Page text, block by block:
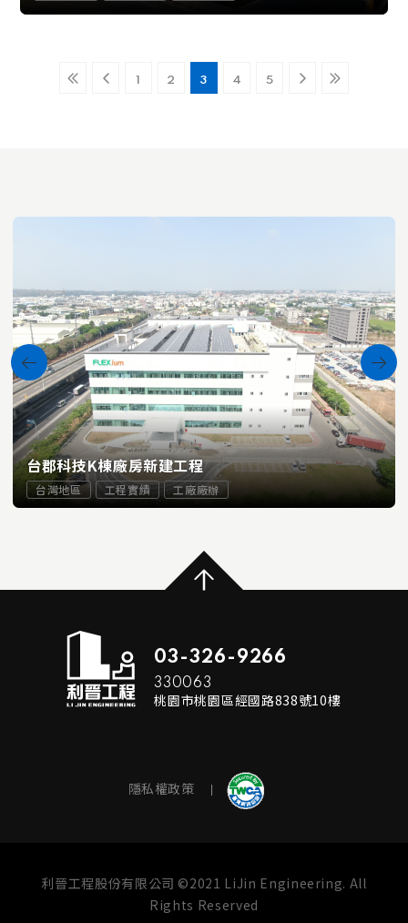
1 2 3 4 5
台郡科技K棟廠房新建工程
台灣地區 工程實績 工廠廠辦
03-326-9266
330063
桃園市桃園區經國路838號10樓
隱私權政策
利晉工程股份有限公司 ©2021 LiJin Engineering. All
Rights Reserved